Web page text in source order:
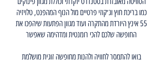
כמו בריכת חוץ וג׳קוזי פרטיים מול הנוף המהפנט, טלויזיה
55 אינץ היורדת מהתקרה ועוד מגוון הפתעות שיהפכו את
החופשה שלכם להכי רומנטית ומדהימה שאפשר
בואו להתמסר לחוויה ולהנות מחופשה זוגית מושלמת